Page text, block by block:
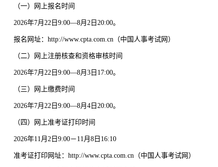
（一）网上报名时间
2026年7月22日9:00—8月2日20:00。
报名网址：http://www.cpta.com.cn（中国人事考试网）
（二）网上注册核查和资格审核时间
2026年7月22日9:00—8月3日17:00。
（三）网上缴费时间
2026年7月22日9:00—8月4日20:00。
（四）网上准考证打印时间
2026年11月2日9:00－11月8日16:10
准考证打印网址：http://www.cpta.com.cn（中国人事考试网）